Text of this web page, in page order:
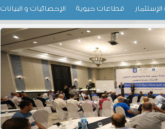
قطاعات حيوية الإحصائيات و البيانات